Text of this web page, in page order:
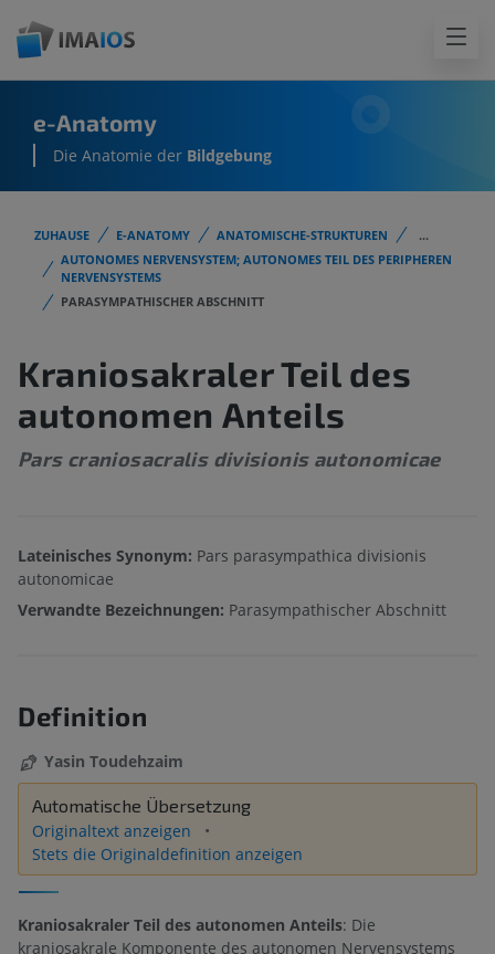
e-Anatomy
Die Anatomie der Bildgebung
ZUHAUSE E-ANATOMY ANATOMISCHE-STRUKTUREN
...
AUTONOMES NERVENSYSTEM; AUTONOMES TEIL DES PERIPHEREN
NERVENSYSTEMS
PARASYMPATHISCHER ABSCHNITT
Kraniosakraler Teil des
autonomen Anteils
Pars craniosacralis divisionis autonomicae
Lateinisches Synonym: Pars parasympathica divisionis
autonomicae
Verwandte Bezeichnungen: Parasympathischer Abschnitt
Definition
Yasin Toudehzaim
Automatische Übersetzung
Originaltext anzeigen
Stets die Originaldefinition anzeigen
Kraniosakraler Teil des autonomen Anteils: Die
kraniosakrale Komponente des autonomen Nervensystems